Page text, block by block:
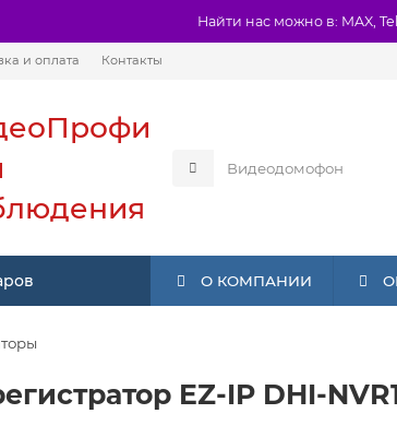
Найти нас можно в: MAX,
и оплата Контакты
О КОМПАНИИ
EZ-IP DHI-